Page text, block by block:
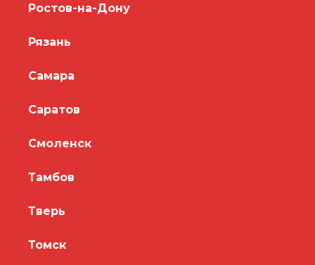
Ростов-на-Дону
Рязань
Самара
Саратов
Смоленск
Тамбов
Тверь
Томск